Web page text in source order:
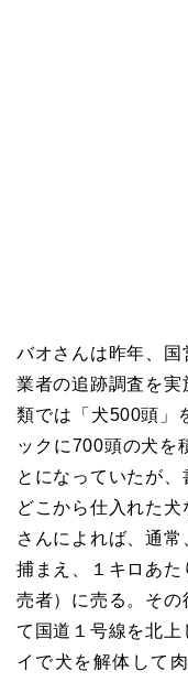
バオさんは昨年、
業者の追跡調査を
類では「犬500頭」
ックに700頭の犬を
とになっていたが、
どこから仕入れた
さんによれば、通
捕まえ、１キロあ
売者）に売る。そ
て国道１号線を北上
イで犬を解体して